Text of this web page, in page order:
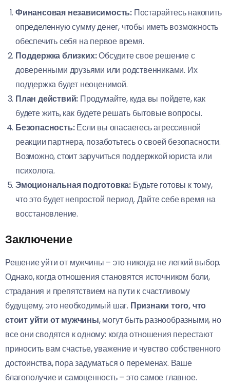
Финансовая независимость: Постарайтесь накопить
определенную сумму денег, чтобы иметь возможность
обеспечить себя на первое время.
Поддержка близких:Обсудите свое решение с
доверенными друзьями или родственниками. Их
поддержка будет неоценимой.
План действий: Продумайте, куда вы пойдете, как
будете жить, как будете решать бытовые вопросы.
Безопасность:Если вы опасаетесь агрессивной
реакции партнера, позаботьтесь о своей безопасности.
Возможно, стоит заручиться поддержкой юриста или
психолога.
Эмоциональная подготовка: Будьте готовы к тому,
что это будет непростой период. Дайте себе время на
восстановление.
Заключение
Решение уйти от мужчины – это никогда не легкий выбор.
Однако, когда отношения становятся источником боли,
страдания и препятствием на пути к счастливому
будущему, это необходимый шаг. Признаки того, что
стоит уйти от мужчины, могут быть разнообразными, но
все они сводятся к одному: когда отношения перестают
приносить вам счастье, уважение и чувство собственного
достоинства, пора задуматься о переменах. Ваше
благополучие и самоценность – это самое главное.